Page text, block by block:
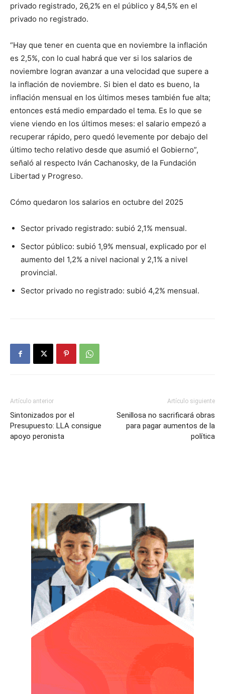
privado registrado, 26,2% en el público y 84,5% en el
privado no registrado.
“Hay que tener en cuenta que en noviembre la inflación
es 2,5%, con lo cual habrá que ver si los salarios de
noviembre logran avanzar a una velocidad que supere a
la inflación de noviembre. Si bien el dato es bueno, la
inflación mensual en los últimos meses también fue alta;
entonces está medio empardado el tema. Es lo que se
viene viendo en los últimos meses: el salario empezó a
recuperar rápido, pero quedó levemente por debajo del
último techo relativo desde que asumió el Gobierno”,
señaló al respecto Iván Cachanosky, de la Fundación
Libertad y Progreso.
Cómo quedaron los salarios en octubre del 2025
Sector privado registrado: subió 2,1% mensual.
Sector público: subió 1,9% mensual, explicado por el
aumento del 1,2% a nivel nacional y 2,1% a nivel
provincial.
Sector privado no registrado: subió 4,2% mensual.
Artículo anterior
Sintonizados por el
Presupuesto: LLA consigue
apoyo peronista
Artículo siguiente
Senillosa no sacrificará obras
para pagar aumentos de la
política